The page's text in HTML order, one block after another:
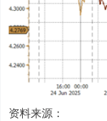
资料来源：